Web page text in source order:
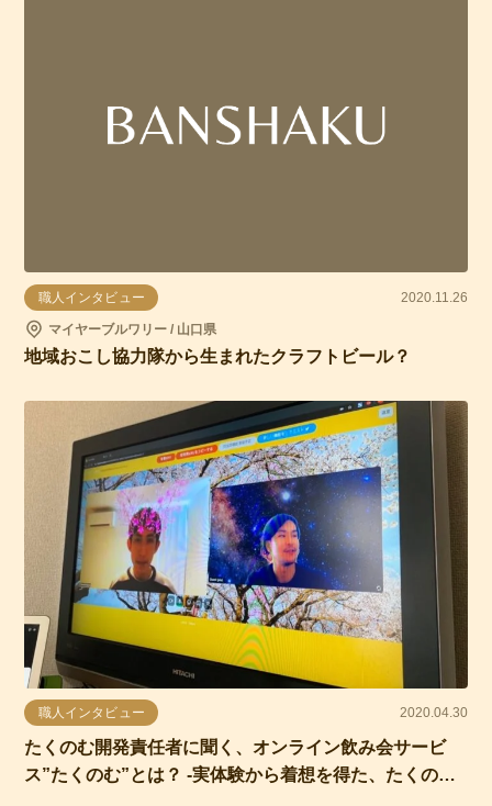
職人インタビュー 2020.11.26
マイヤーブルワリー / 山口県
地域おこし協力隊から生まれたクラフトビール？
職人インタビュー 2020.04.30
たくのむ開発責任者に聞く、オンライン飲み会サービ
ス”たくのむ”とは？ -実体験から着想を得た、たくのむ